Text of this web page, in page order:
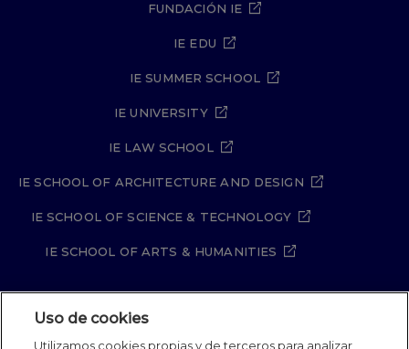
FUNDACIÓN IE
IE EDU
IE SUMMER SCHOOL
IE UNIVERSITY
IE LAW SCHOOL
IE SCHOOL OF ARCHITECTURE AND DESIGN
IE SCHOOL OF SCIENCE & TECHNOLOGY
IE SCHOOL OF ARTS & HUMANITIES
Aviso legal
Uso de cookies
Utilizamos cookies propias y de terceros para analizar